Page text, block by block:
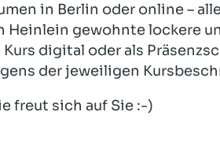
in Berlin oder online –
Heinlein gewohnte lockere
digital oder als
der jeweiligen
freut sich auf Sie :-)